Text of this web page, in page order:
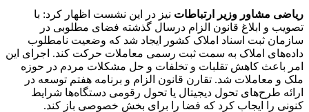
ریاضی مشاور وزیر ارتباطات نیز در این نشست اظهار کرد: با
تصویب و ابلاغ قانون الزام درسال گذشته فضای مطلوبی در
سازمان ثبت اسناد املاک کشور ایجاد شد که وضعیت نامطلوب
داده‌های املاک به سمت ثبت رسمی معاملات حرکت کند. اجرای این
امر باعث کاهش تقلبات و تخلفات و حل مشکلات مردم در حوزه
ملک و معاملات شد. تقارن قانون الزام و برنامه هفتم توسعه در
ارائه طرح‌های تحول دیجیتال یا تحول رقومی دستگاه‌ها شرایط
کنونی را ایجاب کرد که فضا را برای بخش خصوصی باز کند.